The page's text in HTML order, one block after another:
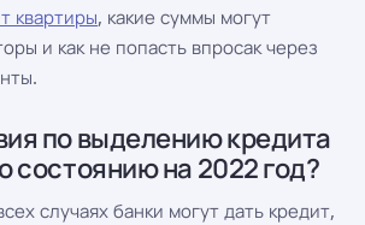
квартиры, какие суммы могут
и как не попасть впросак через
по выделению кредита
состоянию на 2022 год?
случаях банки могут дать кредит,